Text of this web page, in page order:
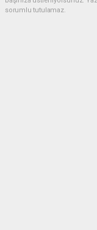
sorumlu tutulamaz.